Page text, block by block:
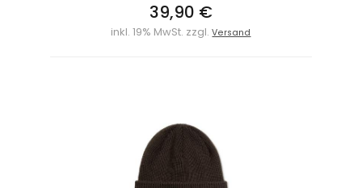
39,90 €
inkl. 19% MwSt. zzgl.Versand